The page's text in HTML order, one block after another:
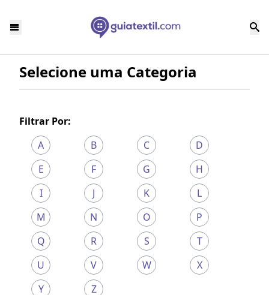
Selecione uma Categoria
Filtrar Por:
A
B C
D
E
F G
H
I
J K
L
M
N O
P
Q
R S
T
U
V W
X
Y
Z